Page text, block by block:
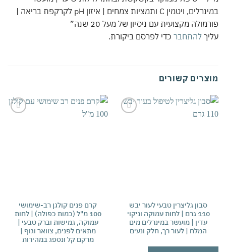
במינרלים, ויטמין C ותמציות צמחים | איזון pH לקרקפת בריאה |
מקצועית עם ניסיון של מעל 20 שנה”
להתחברכדי לפרסם ביקורת.
קשורים
סבון גליצרין טבעי לעור יבש
110 גרם | לחות עמוקה וניקוי
עדין | מועשר במינרלים מים
המלח | לעור רך, חלק ונעים
קרם פנים קולגן רב-שימושי
100 מ"ל (כמות כפולה) | לחות
עמוקה, גמישות וברק טבעי |
מתאים לפנים, צוואר וגוף |
מרקם קל ונספג במהירות